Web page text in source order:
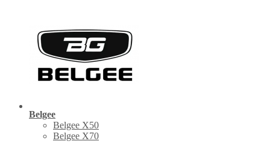
Belgee
Belgee X50
Belgee X70